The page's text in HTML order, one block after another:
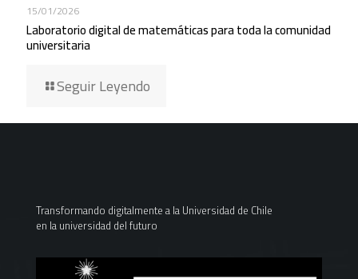
15/01/2026
Laboratorio digital de matemáticas para toda la comunidad
universitaria
Seguir Leyendo
Transformando digitalmente a la Universidad de Chile
en la universidad del futuro